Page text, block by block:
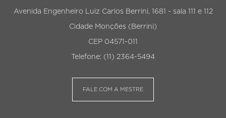
Avenida Engenheiro Luiz Carlos Berrini, 1681 - sala 111 e 112
Cidade Monções (Berrini)
CEP 04571-011
Telefone: (11) 2364-5494
FALE COM A MESTRE